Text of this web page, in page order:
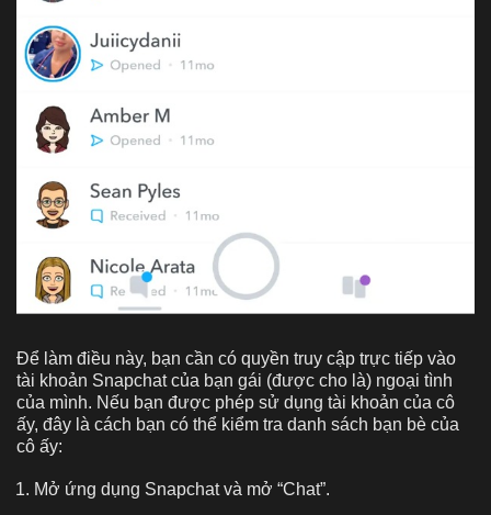
Để làm điều này, bạn cần có quyền truy cập trực tiếp vào
tài khoản Snapchat của bạn gái (được cho là) ngoại tình
của mình. Nếu bạn được phép sử dụng tài khoản của cô
ấy, đây là cách bạn có thể kiểm tra danh sách bạn bè của
cô ấy:
Mở ứng dụng Snapchat và mở “Chat”.